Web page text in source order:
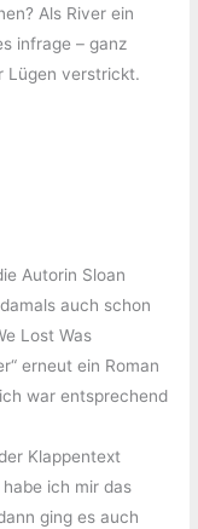
Als River ein
infrage – ganz
Lügen verstrickt.
Autorin Sloan
auch schon
Lost Was
erneut ein Roman
war entsprechend
Klappentext
ich mir das
ging es auch